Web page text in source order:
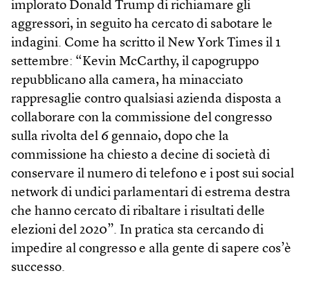
implorato Donald Trump di richiamare gli
aggressori, in seguito ha cercato di sabotare le
indagini. Come ha scritto il New York Times il 1
settembre: “Kevin McCarthy, il capogruppo
repubblicano alla camera, ha minacciato
rappresaglie contro qualsiasi azienda disposta a
collaborare con la commissione del congresso
sulla rivolta del 6 gennaio, dopo che la
commissione ha chiesto a decine di società di
conservare il numero di telefono e i post sui social
network di undici parlamentari di estrema destra
che hanno cercato di ribaltare i risultati delle
elezioni del 2020”. In pratica sta cercando di
impedire al congresso e alla gente di sapere cos’è
successo.